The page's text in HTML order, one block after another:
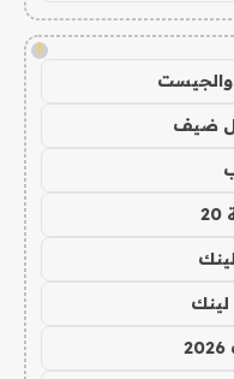
!
والجيست
لينك